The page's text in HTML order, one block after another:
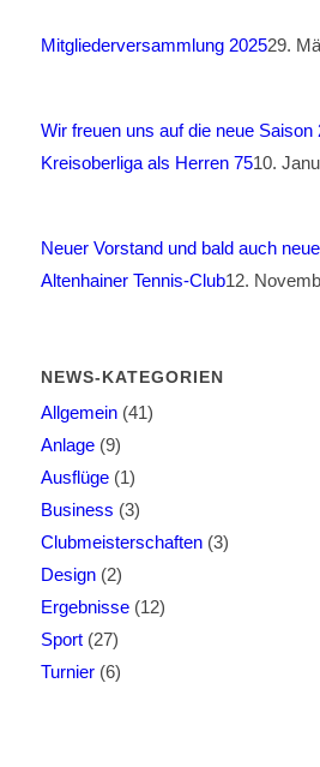
Mitgliederversammlung 202529.
Wir freuen uns auf die neue Saison
Kreisoberliga als Herren 7510.
Neuer Vorstand und bald auch
Altenhainer Tennis-Club12.
NEWS-KATEGORIEN
Allgemein(41)
Anlage(9)
Ausflüge(1)
Business (3)
Clubmeisterschaften(3)
Design(2)
Ergebnisse(12)
Sport(27)
Turnier(6)